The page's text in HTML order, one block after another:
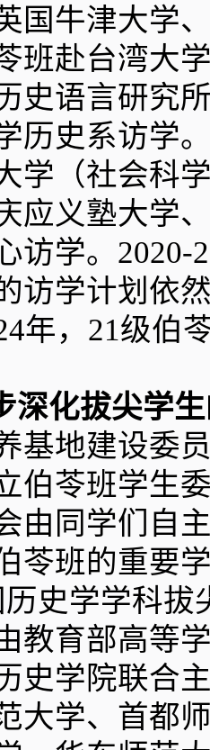
国牛津大学
班赴台湾大
史语言研究
历史系访学
学（社会科
应义塾大学
访学。 2020-
访学计划依
年， 21级伯
深化拔尖学
基地建设委
伯苓班学生
由同学们自
苓班的重要
历史学学科拔
教育部高等
史学院联合
大学、首都